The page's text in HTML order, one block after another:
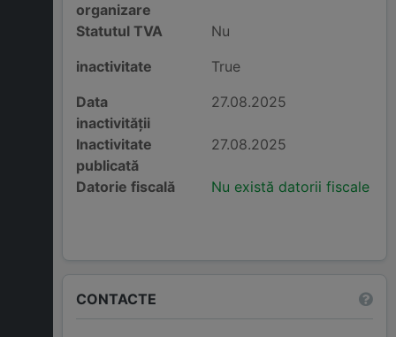
organizare
Statutul TVA
Nu
inactivitate
True
Data
inactivității
27.08.2025
Inactivitate
publicată
27.08.2025
Datorie fiscală Nu există datorii fiscale
CONTACTE